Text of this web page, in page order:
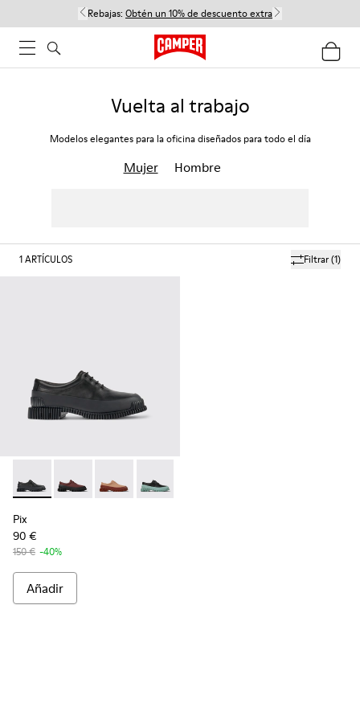
Rebajas: Obtén un 10% de descuento extra
Vuelta al trabajo
Modelos elegantes para la oficina diseñados para todo el día
Mujer Hombre
Filtrar(1)
1ARTÍCULOS
Pix - K200687-030 - Zapatos de piel negra para mujer.
Pix - K200687-068
Pix - K200687-065
Pix - K200687-064
Pix
90 €
150 € -40%
Añadir